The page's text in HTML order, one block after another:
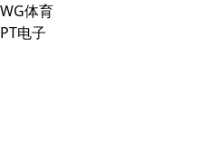
WG体育
PT电子